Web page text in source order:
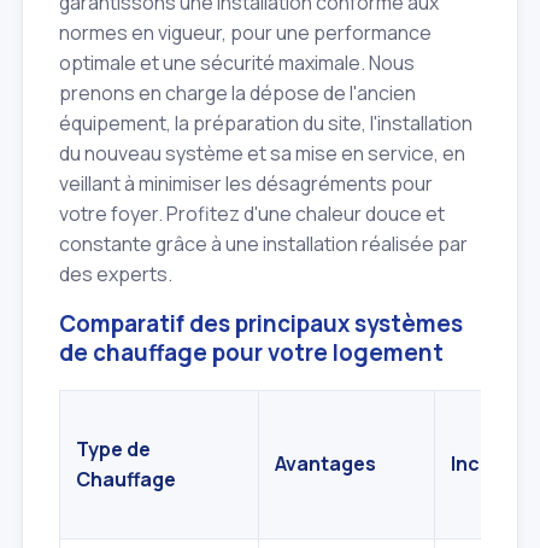
normes en vigueur, pour une performance
optimale et une sécurité maximale. Nous
prenons en charge la dépose de l'ancien
équipement, la préparation du site, l'installation
du nouveau système et sa mise en service, en
veillant à minimiser les désagréments pour
votre foyer. Profitez d'une chaleur douce et
constante grâce à une installation réalisée par
des experts.
Comparatif des principaux systèmes
de chauffage pour votre logement
Type de
Chauffage
Avantages